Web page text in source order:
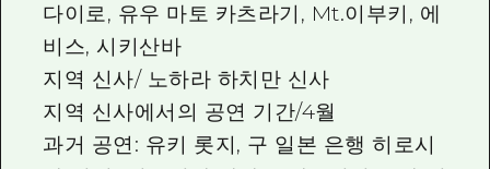
다이로, 유우 마토 카츠라기, Mt.이부키, 에
비스, 시키산바
지역 신사/ 노하라 하치만 신사
지역 신사에서의 공연 기간/4월
과거 공연: 유키 롯지, 구 일본 은행 히로시